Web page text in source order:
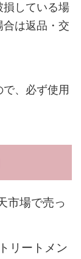
損している場
は返品・交
、必ず使用
市場で売っ
リートメン